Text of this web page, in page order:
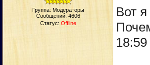
Группа: Модераторы
Сообщений: 4606
Статус: Offline
Вот